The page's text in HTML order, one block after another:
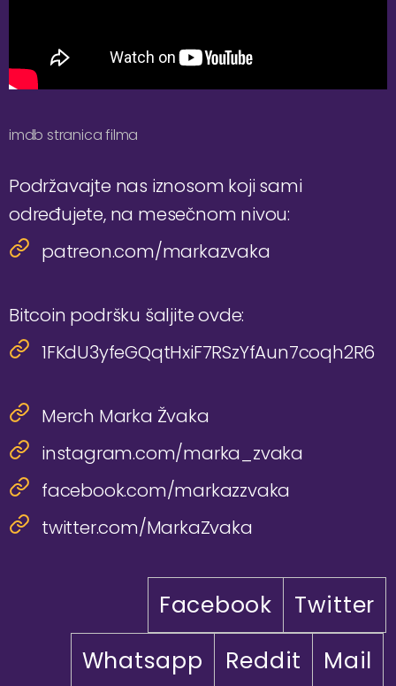
imdb stranica filma
Podržavajte nas iznosom koji sami
određujete, na mesečnom nivou:
patreon.com/markazvaka
Bitcoin podršku šaljite ovde:
1FKdU3yfeGQqtHxiF7RSzYfAun7coqh2R6
Merch Marka Žvaka
instagram.com/marka_zvaka
facebook.com/markazzvaka
twitter.com/MarkaZvaka
Facebook
Twitter
Whatsapp
Reddit Mail